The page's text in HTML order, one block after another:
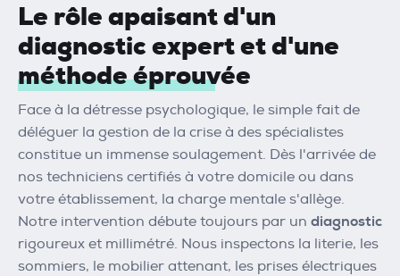
Le rôle apaisant d'un
diagnostic expert et d'une
méthode éprouvée
Face à la détresse psychologique, le simple fait de
déléguer la gestion de la crise à des spécialistes
constitue un immense soulagement. Dès l'arrivée de
nos techniciens certifiés à votre domicile ou dans
votre établissement, la charge mentale s'allège.
Notre intervention débute toujours par un diagnostic
rigoureux et millimétré. Nous inspectons la literie, les
sommiers, le mobilier attenant, les prises électriques